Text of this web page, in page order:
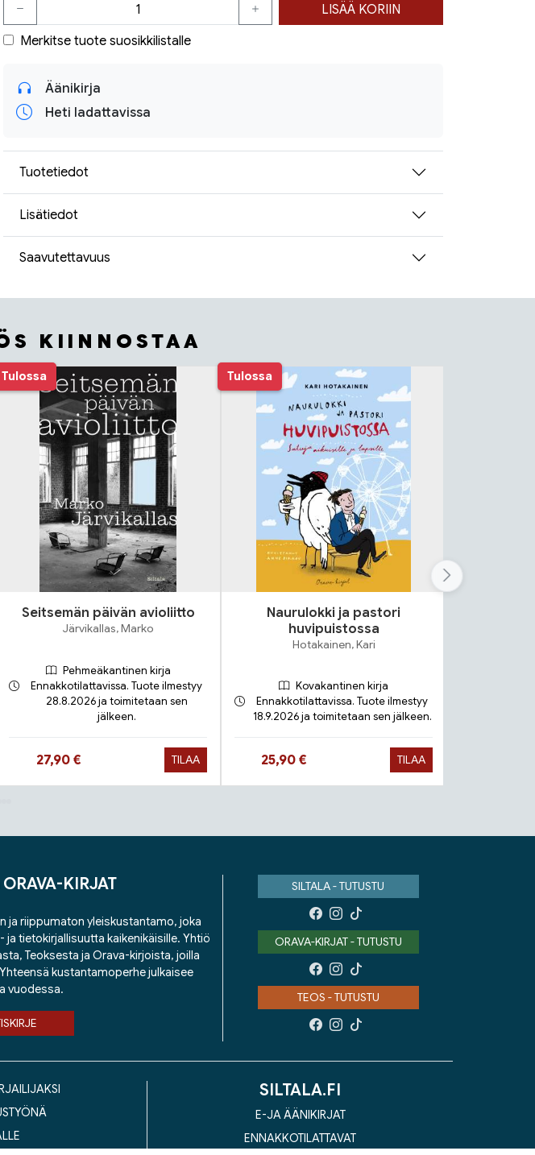
LISÄÄ KORIIN
Merkitse tuote suosikkilistalle
Äänikirja
Heti ladattavissa
Tuotetiedot
Lisätiedot
Saavutettavuus
KIINNOSTAA
Tulossa
Seitsemän päivän avioliitto
Järvikallas, Marko
Pehmeäkantinen kirja
Ennakkotilattavissa. Tuote ilmestyy
28.8.2026 ja toimitetaan sen
jälkeen.
Hinta nyt
27,90 € TILAA
Tulossa
Naurulokki ja pastori
huvipuistossa
Hotakainen, Kari
Kovakantinen kirja
Ennakkotilattavissa. Tuote ilmestyy
18.9.2026 ja toimitetaan sen jälkeen.
Hinta nyt
25,90 € TILAA
KIRJAT
ja riippumaton yleiskustantamo, joka
tietokirjallisuutta kaikenikäisille. Yhtiö
Teoksesta ja Orava-kirjoista, joilla
kustantamoperhe julkaisee
vuodessa.
SILTALA - TUTUSTU
ORAVA-KIRJAT - TUTUSTU
TEOS - TUTUSTU
SILTALA.FI
E-JA ÄÄNIKIRJAT
ENNAKKOTILATTAVAT